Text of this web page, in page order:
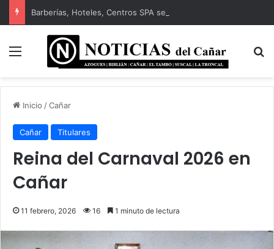
Inicio /Cañar
Cañar Titulares
Reina del Carnaval 2026 en
Cañar
11 febrero, 2026 16 1 minuto de lectura